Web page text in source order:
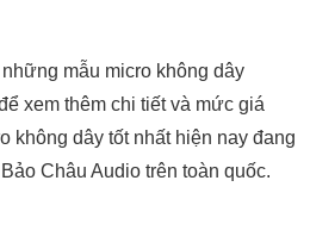
mẫu micro không dây
xem thêm chi tiết và mức giá
không dây tốt nhất hiện nay đang
Châu Audio trên toàn quốc.